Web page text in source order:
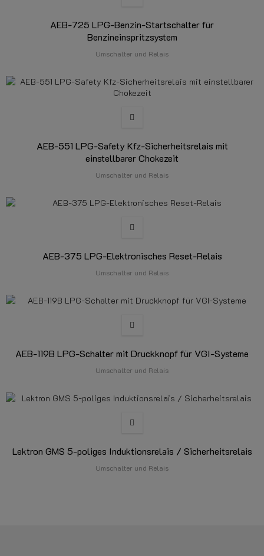
AEB-725 LPG-Benzin-Startschalter für
Benzineinspritzsystem
Umschalter und Relais
AEB-551 LPG-Safety Kfz-Sicherheitsrelais mit
einstellbarer Chokezeit
Umschalter und Relais
AEB-375 LPG-Elektronisches Reset-Relais
Umschalter und Relais
AEB-119B LPG-Schalter mit Druckknopf für VGI-Systeme
Umschalter und Relais
Lektron GMS 5-poliges Induktionsrelais / Sicherheitsrelais
Umschalter und Relais